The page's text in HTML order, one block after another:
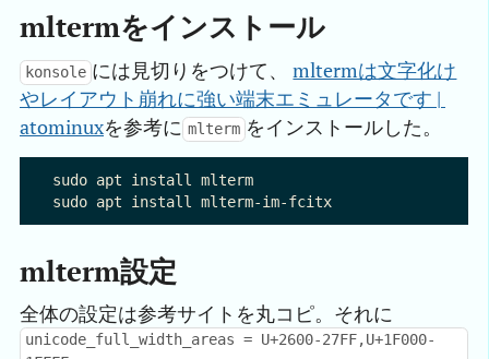
mltermをインストール
konsole には見切りをつけて、mltermは文字化け
やレイアウト崩れに強い端末エミュレータです |
atominuxを参考に mlterm をインストールした。
sudo apt install mlterm
mlterm設定
全体の設定は参考サイトを丸コピ。それに
unicode_full_width_areas = U+2600-27FF,U+1F000-